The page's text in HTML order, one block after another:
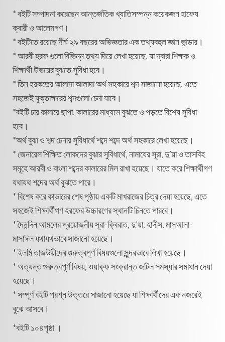
* বইটি সম্পাদনা করেছেন আন্তর্জতিক খ্যাতিসম্পন্ন কয়েকজন হাফেয
ক্বারী ও আলেমগণ।
* বইটিতে রয়েছে দীর্ঘ ২৯ বছরের অভিজ্ঞতার এক তথ্যবহুল জ্ঞান ভান্ডার।
* আরবী হরফ গুলো বিভিন্ন তথ্য দিয়ে লেখা হয়েছে, যা দ্বারা শিক্ষক ও
শিক্ষার্থী উভয়ের বুঝতে সুবিধা হবে।
* তিন হরকতের আলাদা আলাদা অর্থ সহকারে শব্দ সাজানো হয়েছে, এতে
সহজেই যুক্তাক্ষরের শব্দগুলো চেনা যাবে।
*বইটি চার কালারে ছাপা, কালারের মাধ্যমে বুঝতে ও পড়তে বিশেষ সুবিধা
হবে।
*অর্থ বুঝা ও শব্দ চেনার সুবিধার্থে শব্দে শব্দে অর্থ সহকারে লেখা হয়েছে।
* জেনারেল শিক্ষিত লোকদের বুঝার সুবিধার্থে, নামাযের সূরা, দু’য়া ও তাসবিহ
সমূহে আরবী ও বাংলা শব্দের কালারের মিল রাখা হয়েছে। যাতে করে শিক্ষার্থীগণ
যথাযথ শব্দের অর্থ বুঝতে পারে।
* বিশেষ করে কাভারের শেষ পৃষ্ঠায় একটি মাখরাজের চিত্র দেয়া হয়েছে, এতে
সহজেই শিক্ষার্থীগণ হরফের উচ্চারণের স্থানটি চিনতে পারবে।
* দৈনন্দিন আমলের প্রয়োজনীয় সূরা-ক্বিরাত, দু’য়া, হাদীস, মাসআলা-
মাসাঈল যথাযথভাবে সাজানো হয়েছে।
* ইলমি তাজউয়ীদের গুরুত্বপূর্ণ বিষয়গুলো সুন্দরভাবে লিখা হয়েছে।
* অত্যন্ত গুরুত্বপূর্ণ বিষয়, ওয়াক্ফ সংক্রান্ত জটিল সমস্যার সমাধান দেয়া
হয়েছে।
* সম্পূর্ণ বইটি প্রশ্ন উত্তরে সাজানো হয়েছে যা শিক্ষার্থীদের এক নজরেই
বুঝে আসবে।
*বইটি ১০৪পৃষ্ঠা ।